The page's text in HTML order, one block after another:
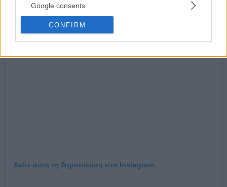
Google consents
CONFIRM
Δείτε αυτή τη δημοσίευση στο Instagram.